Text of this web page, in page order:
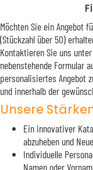
Möchten Sie ein Angebot
(Stückzahl über 50)
Kontaktieren Sie uns
nebenstehende Formular
personalisiertes Angebot
und innerhalb der
Unsere
Ein innovativer
abzuheben und
Individuelle
Namen oder